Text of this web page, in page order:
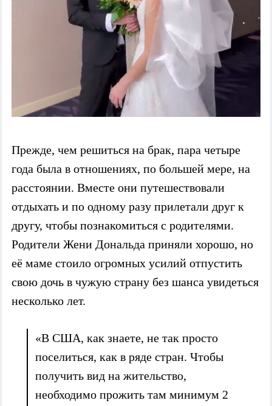
Прежде, чем решиться на брак, пара четыре
года была в отношениях, по большей мере, на
расстоянии. Вместе они путешествовали
отдыхать и по одному разу прилетали друг к
другу, чтобы познакомиться с родителями.
Родители Жени Дональда приняли хорошо, но
её маме стоило огромных усилий отпустить
свою дочь в чужую страну без шанса увидеться
несколько лет.
«В США, как знаете, не так просто
поселиться, как в ряде стран. Чтобы
получить вид на жительство,
необходимо прожить там минимум 2